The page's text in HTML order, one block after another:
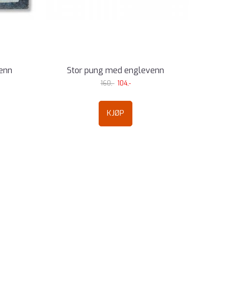
Stor pung med englevenn
160,- 104,-
KJØP